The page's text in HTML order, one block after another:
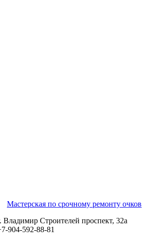
Мастерская по срочному ремонту очков
Владимир Строителей проспект, 32а
904-592-88-81